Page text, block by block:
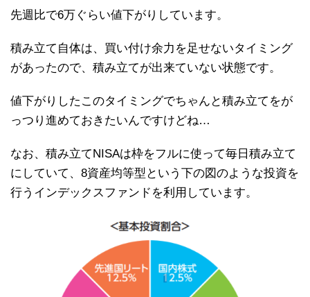
先週比で6万ぐらい値下がりしています。
積み立て自体は、買い付け余力を足せないタイミング
があったので、積み立てが出来ていない状態です。
値下がりしたこのタイミングでちゃんと積み立てをが
っつり進めておきたいんですけどね…
なお、積み立てNISAは枠をフルに使って毎日積み立て
にしていて、8資産均等型という下の図のような投資を
行うインデックスファンドを利用しています。